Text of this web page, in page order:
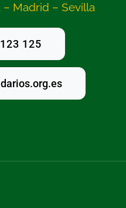
Madrid – Sevilla
125